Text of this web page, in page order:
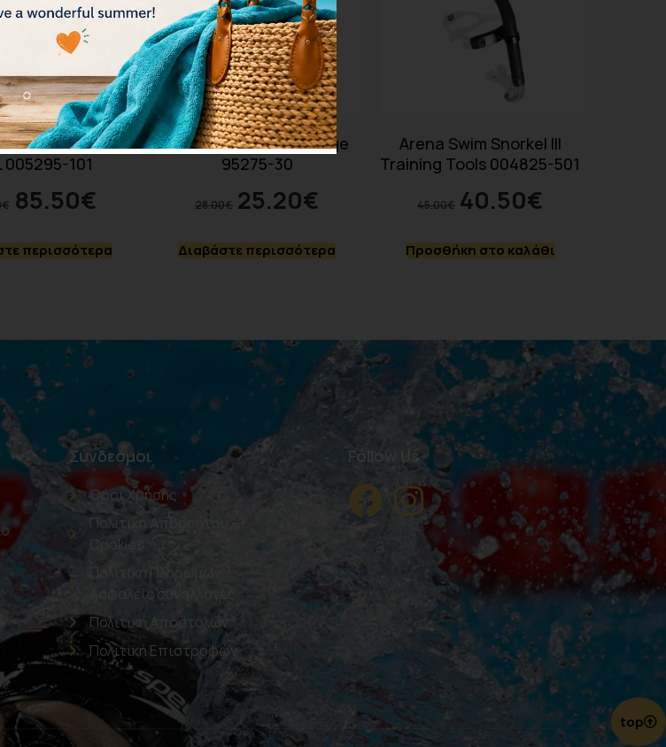
3.0 Unisex
005295-101
€ 85.50€
περισσότερα
Arena Kickboard Orange
95275-30
28.00€ 25.20€
Διαβάστε περισσότερα
Arena Swim Snorkel III
Training Tools 004825-501
45.00€ 40.50€
Προσθήκη στο καλάθι
Σύνδεσμοι
Όροι Χρήσης
Πολιτική Απορρήτου –
Cookies
Πολιτική Πληρωμών –
Ασφαλείς συναλλαγές
Πολιτική Αποστολών
Πολιτική Επιστροφών
Follow Us
top